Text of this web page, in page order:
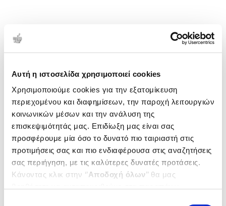
Αυτή η ιστοσελίδα χρησιμοποιεί cookies
Χρησιμοποιούμε cookies για την εξατομίκευση
περιεχομένου και διαφημίσεων, την παροχή λειτουργιών
κοινωνικών μέσων και την ανάλυση της
επισκεψιμότητάς μας. Επιδίωξη μας είναι σας
προσφέρουμε μία όσο το δυνατό πιο ταιριαστή στις
προτιμήσεις σας και πιο ενδιαφέρουσα στις αναζητήσεις
σας περιήγηση, με τις καλύτερες δυνατές προτάσεις.
Κάνοντας κλικ στην ‘’Αποδοχή όλων’’ θα μας